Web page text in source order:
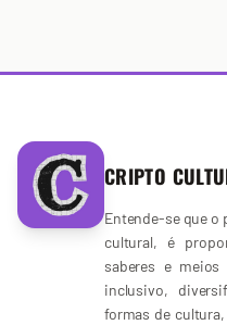
CRIPTO
Entende-se que o
cultural, é
saberes e
inclusivo,
formas de